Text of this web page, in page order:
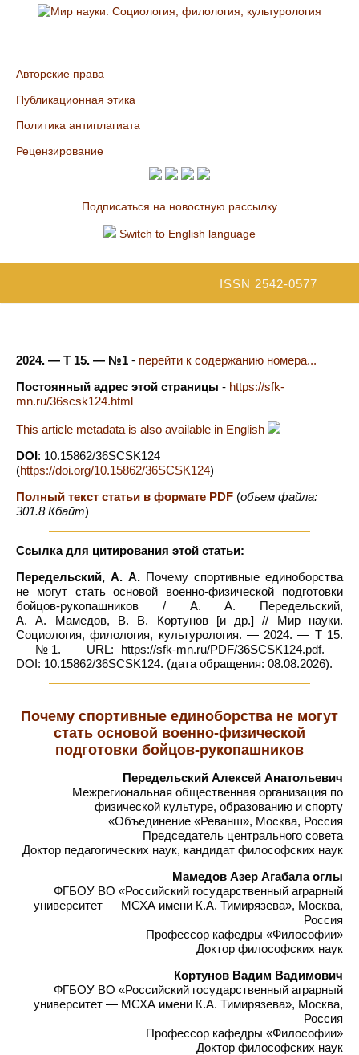
Авторские права
Публикационная этика
Политика антиплагиата
Рецензирование
Подписаться на новостную рассылку
Switch to English language
ISSN 2542-0577
2024. — Т 15. — №1 - перейти к содержанию номера...
Постоянный адрес этой страницы - https://sfk-
mn.ru/36scsk124.html
This article metadata is also available in English
DOI: 10.15862/36SCSK124
(https://doi.org/10.15862/36SCSK124)
Полный текст статьи в формате PDF (объем файла:
301.8 Кбайт)
Ссылка для цитирования этой статьи:
Передельский, А. А. Почему спортивные единоборства
не могут стать основой военно-физической подготовки
бойцов-рукопашников / А. А. Передельский,
А. А. Мамедов, В. В. Кортунов [и др.] // Мир науки.
Социология, филология, культурология. — 2024. — Т 15.
— №1. — URL: https://sfk-mn.ru/PDF/36SCSK124.pdf. —
DOI: 10.15862/36SCSK124. (дата обращения: 08.08.2026).
Почему спортивные единоборства не могут
стать основой военно-физической
подготовки бойцов-рукопашников
Передельский Алексей Анатольевич
Межрегиональная общественная организация по
физической культуре, образованию и спорту
«Объединение «Реванш», Москва, Россия
Председатель центрального совета
Доктор педагогических наук, кандидат философских наук
Мамедов Азер Агабала оглы
ФГБОУ ВО «Российский государственный аграрный
университет — МСХА имени К.А. Тимирязева», Москва,
Россия
Профессор кафедры «Философии»
Доктор философских наук
Кортунов Вадим Вадимович
ФГБОУ ВО «Российский государственный аграрный
университет — МСХА имени К.А. Тимирязева», Москва,
Россия
Профессор кафедры «Философии»
Доктор философских наук